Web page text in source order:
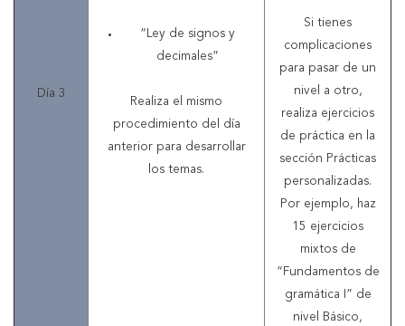
Día 3
“Ley de signos y
decimales”
Realiza el mismo
procedimiento del día
anterior para desarrollar
los temas.
Si tienes
complicaciones
para pasar de un
nivel a otro,
realiza ejercicios
de práctica en la
sección Prácticas
personalizadas.
Por ejemplo, haz
15 ejercicios
mixtos de
“Fundamentos de
gramática I” de
nivel Básico,